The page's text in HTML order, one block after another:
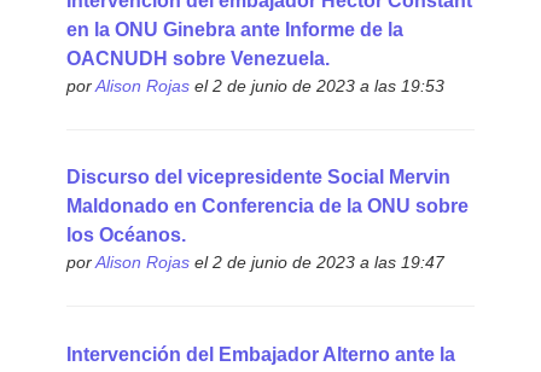
en la ONU Ginebra ante Informe de la
OACNUDH sobre Venezuela.
porAlison Rojasel 2 de junio de 2023 a las 19:53
Discurso del vicepresidente Social Mervin
Maldonado en Conferencia de la ONU sobre
los Océanos.
porAlison Rojasel 2 de junio de 2023 a las 19:47
Intervención del Embajador Alterno ante la